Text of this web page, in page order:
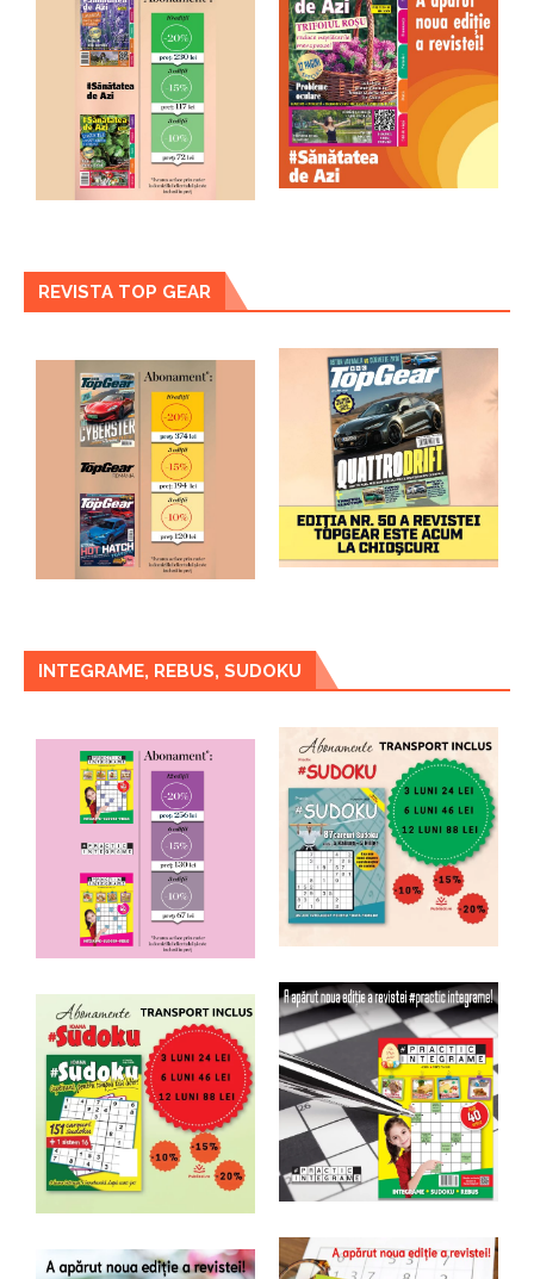
REVISTA TOP GEAR
INTEGRAME, REBUS, SUDOKU